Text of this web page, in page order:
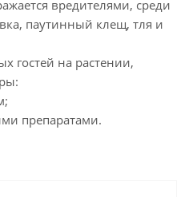
вредителями, среди
паутинный клещ, тля и
гостей на растении,
препаратами.